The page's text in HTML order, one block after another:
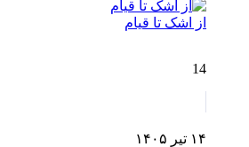
از اشک تا قیام
14
۱۴ تیر ۱۴۰۵